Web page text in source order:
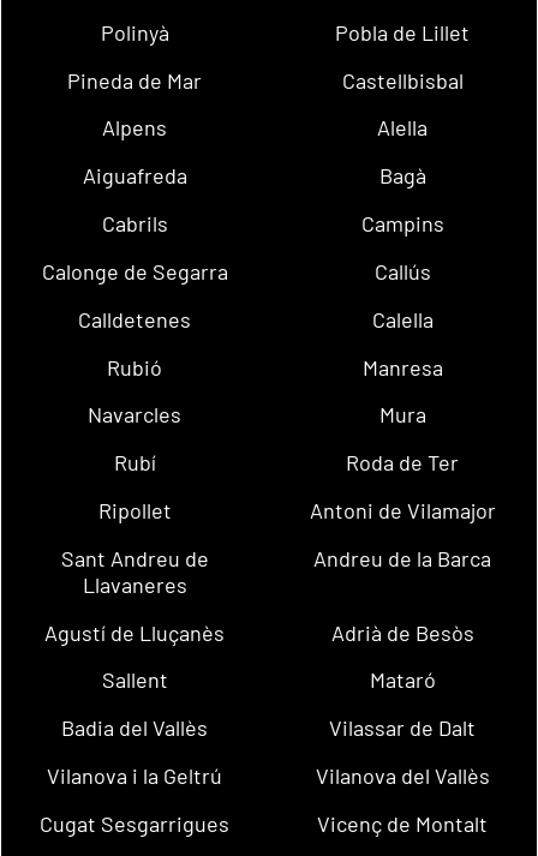
Polinyà
Pobla de Lillet
Pineda de Mar
Castellbisbal
Alpens
Alella
Aiguafreda
Bagà
Cabrils
Campins
Calonge de Segarra
Callús
Calldetenes
Calella
Rubió
Manresa
Navarcles
Mura
Rubí
Roda de Ter
Ripollet
Antoni de Vilamajor
Sant Andreu de
Llavaneres
Andreu de la Barca
Agustí de Lluçanès
Adrià de Besòs
Sallent
Mataró
Badia del Vallès
Vilassar de Dalt
Vilanova i la Geltrú
Vilanova del Vallès
Cugat Sesgarrigues
Vicenç de Montalt